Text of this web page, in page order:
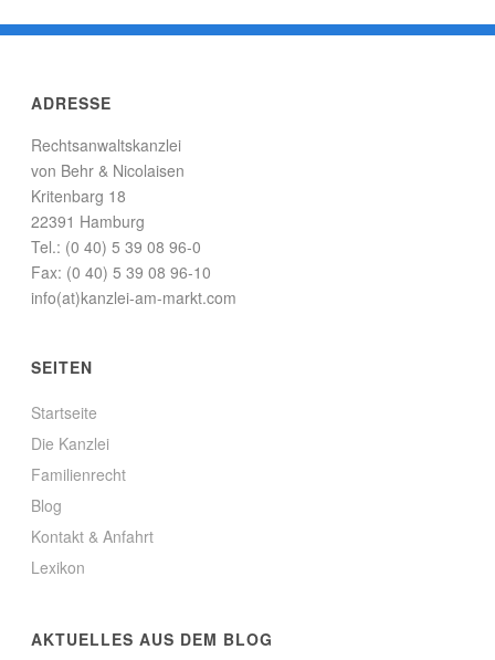
ADRESSE
Rechtsanwaltskanzlei
von Behr & Nicolaisen
Kritenbarg 18
22391 Hamburg
Tel.: (0 40) 5 39 08 96-0
Fax: (0 40) 5 39 08 96-10
info(at)kanzlei-am-markt.com
SEITEN
Startseite
Die Kanzlei
Familienrecht
Blog
Kontakt & Anfahrt
Lexikon
AKTUELLES AUS DEM BLOG